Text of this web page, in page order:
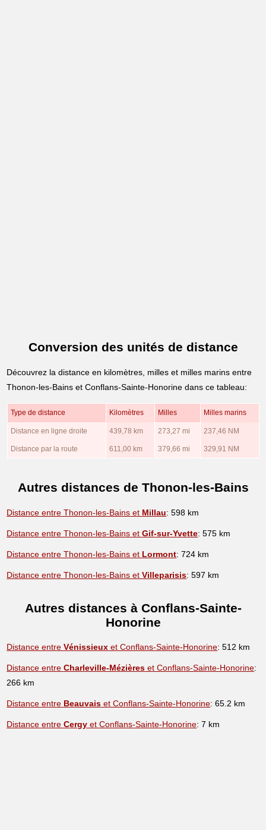
Conversion des unités de distance
Découvrez la distance en kilomètres, milles et milles marins entre
Thonon-les-Bains et Conflans-Sainte-Honorine dans ce tableau:
Type de distance Kilomètres Milles Milles marins
Distance en ligne droite 439,78 km 273,27 mi 237,46 NM
Distance par la route 611,00 km 379,66 mi 329,91 NM
Autres distances de Thonon-les-Bains
Distance entre Thonon-les-Bains et Millau: 598 km
Distance entre Thonon-les-Bains etGif-sur-Yvette: 575 km
Distance entre Thonon-les-Bains et Lormont: 724 km
Distance entre Thonon-les-Bains etVilleparisis: 597 km
Autres distances à Conflans-Sainte-
Honorine
Distance entreVénissieux et Conflans-Sainte-Honorine: 512 km
Distance entreCharleville-Mézières et Conflans-Sainte-Honorine:
266 km
Distance entre Beauvais et Conflans-Sainte-Honorine: 65.2 km
Distance entreCergy et Conflans-Sainte-Honorine: 7 km